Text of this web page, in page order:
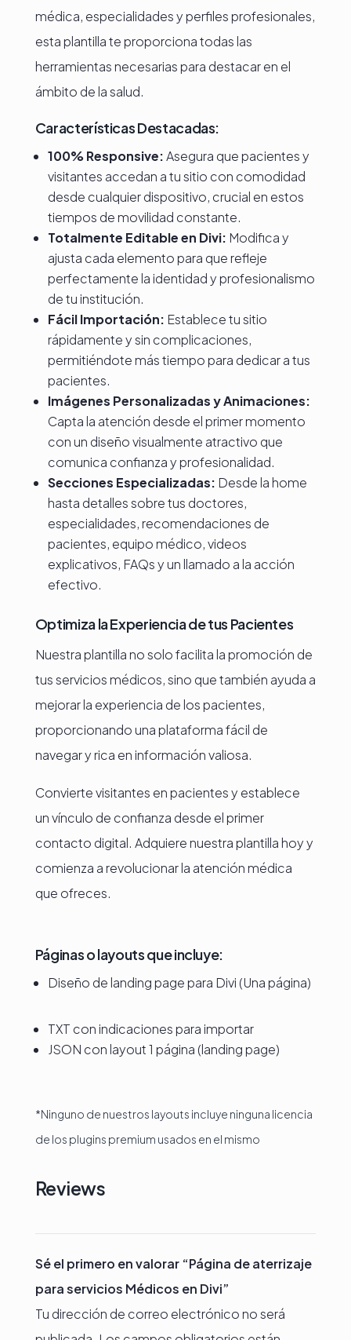
médica, especialidades y perfiles profesionales,
esta plantilla te proporciona todas las
herramientas necesarias para destacar en el
ámbito de la salud.
Características Destacadas:
100% Responsive:Asegura que pacientes y
visitantes accedan a tu sitio con comodidad
desde cualquier dispositivo, crucial en estos
tiempos de movilidad constante.
Totalmente Editable en Divi: Modifica y
ajusta cada elemento para que refleje
perfectamente la identidad y profesionalismo
de tu institución.
Fácil Importación: Establece tu sitio
rápidamente y sin complicaciones,
permitiéndote más tiempo para dedicar a tus
pacientes.
Imágenes Personalizadas y Animaciones:
Capta la atención desde el primer momento
con un diseño visualmente atractivo que
comunica confianza y profesionalidad.
Secciones Especializadas: Desde la home
hasta detalles sobre tus doctores,
especialidades, recomendaciones de
pacientes, equipo médico, videos
explicativos, FAQs y un llamado a la acción
efectivo.
Optimiza la Experiencia de tus Pacientes
Nuestra plantilla no solo facilita la promoción de
tus servicios médicos, sino que también ayuda a
mejorar la experiencia de los pacientes,
proporcionando una plataforma fácil de
navegar y rica en información valiosa.
Convierte visitantes en pacientes y establece
un vínculo de confianza desde el primer
contacto digital. Adquiere nuestra plantilla hoy y
comienza a revolucionar la atención médica
que ofreces.
Páginas o layouts que incluye:
Diseño de landing page para Divi (Una página)
TXT con indicaciones para importar
JSON con layout 1 página (landing page)
*Ninguno de nuestros layouts incluye ninguna licencia
de los plugins premium usados en el mismo
Reviews
Sé el primero en valorar “Página de aterrizaje
para servicios Médicos en Divi”
Tu dirección de correo electrónico no será